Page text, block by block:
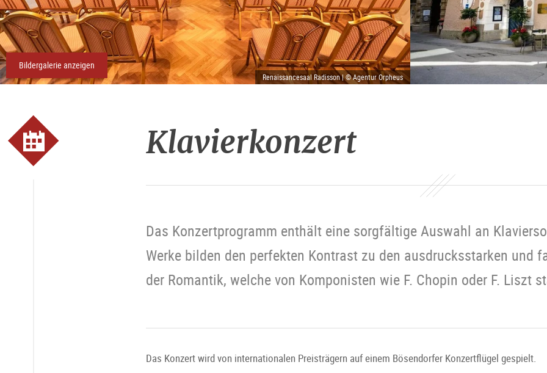
Renaissancesaal Radisson | © Agentur Orpheus
Bildergalerie anzeigen
Klavierkonzert
Das Konzertprogramm enthält eine sorgfältige Auswahl an
Werke bilden den perfekten Kontrast zu den ausdrucksstarken und
der Romantik, welche von Komponisten wie F. Chopin oder F. Liszt
Das Konzert wird von internationalen Preisträgern auf einem Bösendorfer Konzertflügel gespielt.